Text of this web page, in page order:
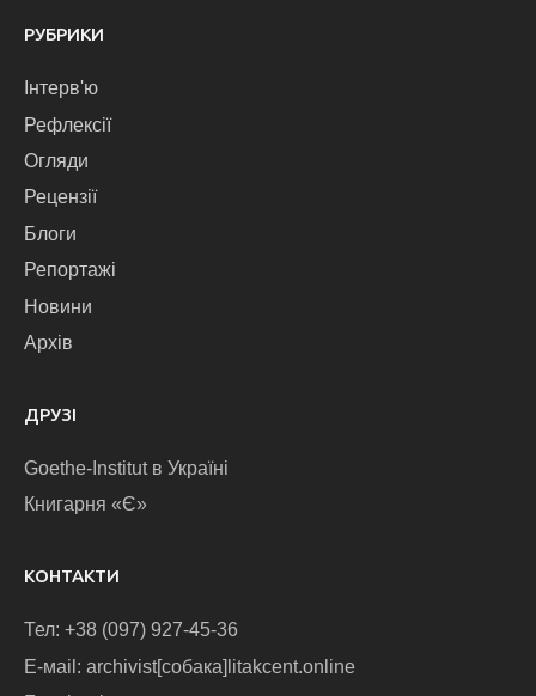
РУБРИКИ
Інтерв'ю
Рефлексії
Огляди
Рецензії
Блоги
Репортажі
Новини
Архів
ДРУЗІ
Goethe-Institut в Україні
Книгарня «Є»
КОНТАКТИ
Тел: +38 (097) 927-45-36
E-маіl: archivist[собака]litakcent.online